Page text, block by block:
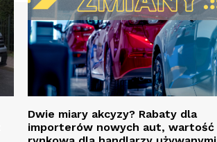
Dwie miary akcyzy? Rabaty dla
importerów nowych aut, wartość